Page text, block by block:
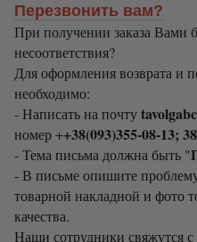
Перезвонить вам?
При получении заказа Вами
несоответствия?
Для оформления возврата и
необходимо:
- Написать на почту
номер ++38(093)355-08-13;
- Тема письма должна быть "
- В письме опишите
товарной накладной и фото
качества.
Наши сотрудники свяжутся